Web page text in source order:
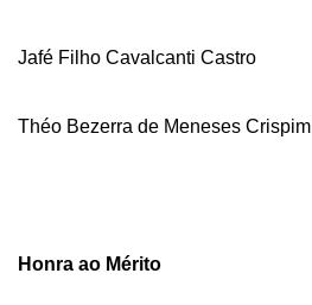
Jafé Filho Cavalcanti Castro
Théo Bezerra de Meneses Crispim
Honra ao Mérito